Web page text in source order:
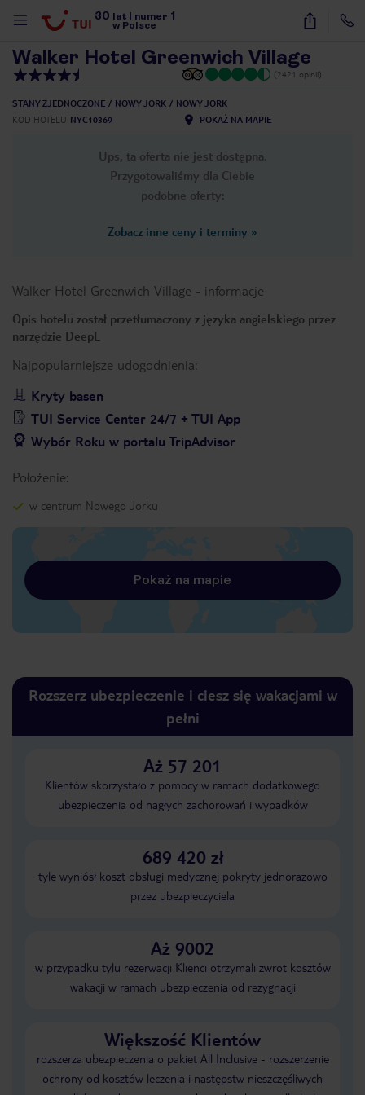
30 lat numer 1
w Polsce
38
Walker Hotel Greenwich Village
(2421 opinii)
STANY ZJEDNOCZONE NOWY JORK
NOWY JORK
KOD HOTELU NYC10369 POKAŻ NA MAPIE
Ups, ta oferta nie jest dostępna.
Przygotowaliśmy dla Ciebie
podobne oferty:
Zobacz inne ceny i terminy »
Walker Hotel Greenwich Village - informacje
Opis hotelu został przetłumaczony z języka angielskiego przez
narzędzie DeepL
Najpopularniejsze udogodnienia:
Kryty basen
TUI Service Center 24/7 + TUI App
Wybór Roku w portalu TripAdvisor
Położenie:
w centrum Nowego Jorku
Pokaż na mapie
Rozszerz ubezpieczenie i ciesz się wakacjami w
pełni
Aż 57 201
Klientów skorzystało z pomocy w ramach dodatkowego
ubezpieczenia od nagłych zachorowań i wypadków
689 420 zł
tyle wyniósł koszt obsługi medycznej pokryty jednorazowo
przez ubezpieczyciela
Aż 9002
w przypadku tylu rezerwacji Klienci otrzymali zwrot kosztów
wakacji w ramach ubezpieczenia od rezygnacji
Większość Klientów
rozszerza ubezpieczenia o pakiet All Inclusive - rozszerzenie
ochrony od kosztów leczenia i następstw nieszczęśliwych